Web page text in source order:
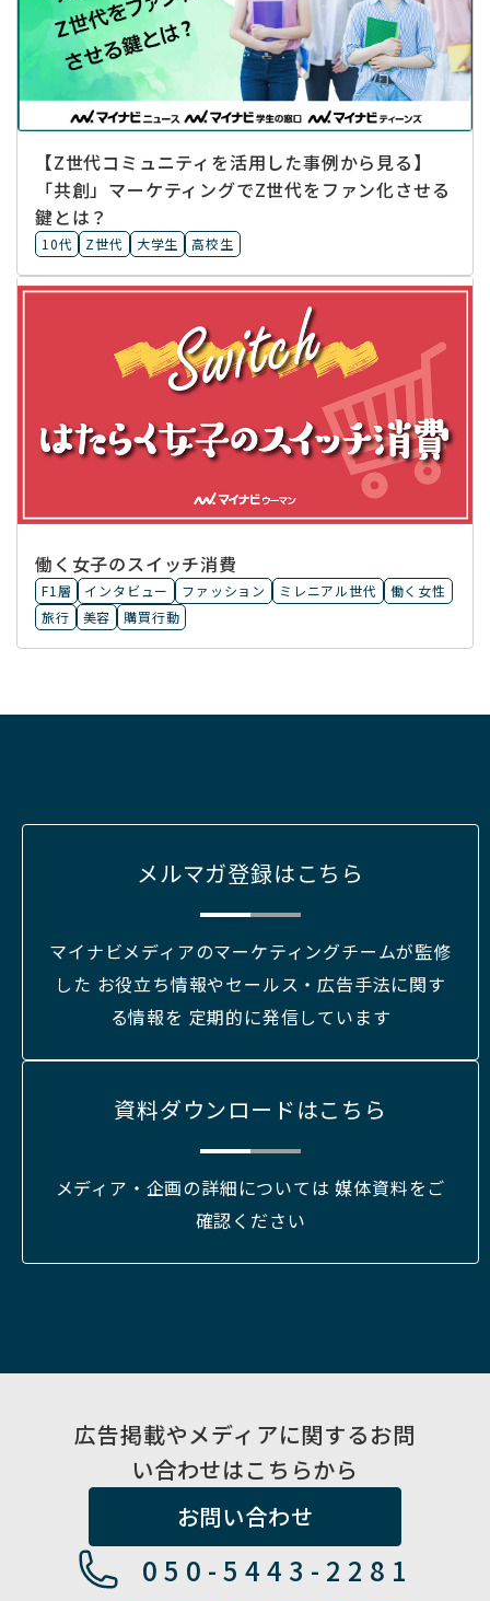
【Z世代コミュニティを活用した事例から見る】
「共創」マーケティングでZ世代をファン化させる
鍵とは？
10代 Z世代 大学生 高校生
働く女子のスイッチ消費
F1層 インタビュー ファッション ミレニアル世代
働く女性
旅行
美容 購買行動
メルマガ登録はこちら
マイナビメディアのマーケティングチームが監修
した お役立ち情報やセールス・広告手法に関す
る情報を 定期的に発信しています
資料ダウンロードはこちら
メディア・企画の詳細については 媒体資料をご
確認ください
広告掲載やメディアに関するお問
い合わせはこちらから
お問い合わせ
050-5443-2281